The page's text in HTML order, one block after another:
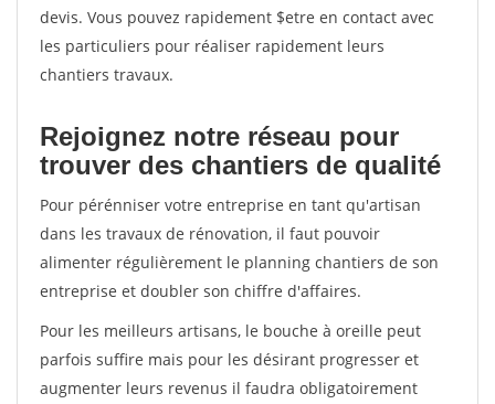
devis. Vous pouvez rapidement $etre en contact avec
les particuliers pour réaliser rapidement leurs
chantiers travaux.
Rejoignez notre réseau pour
trouver des chantiers de qualité
Pour pérénniser votre entreprise en tant qu'artisan
dans les travaux de rénovation, il faut pouvoir
alimenter régulièrement le planning chantiers de son
entreprise et doubler son chiffre d'affaires.
Pour les meilleurs artisans, le bouche à oreille peut
parfois suffire mais pour les désirant progresser et
augmenter leurs revenus il faudra obligatoirement